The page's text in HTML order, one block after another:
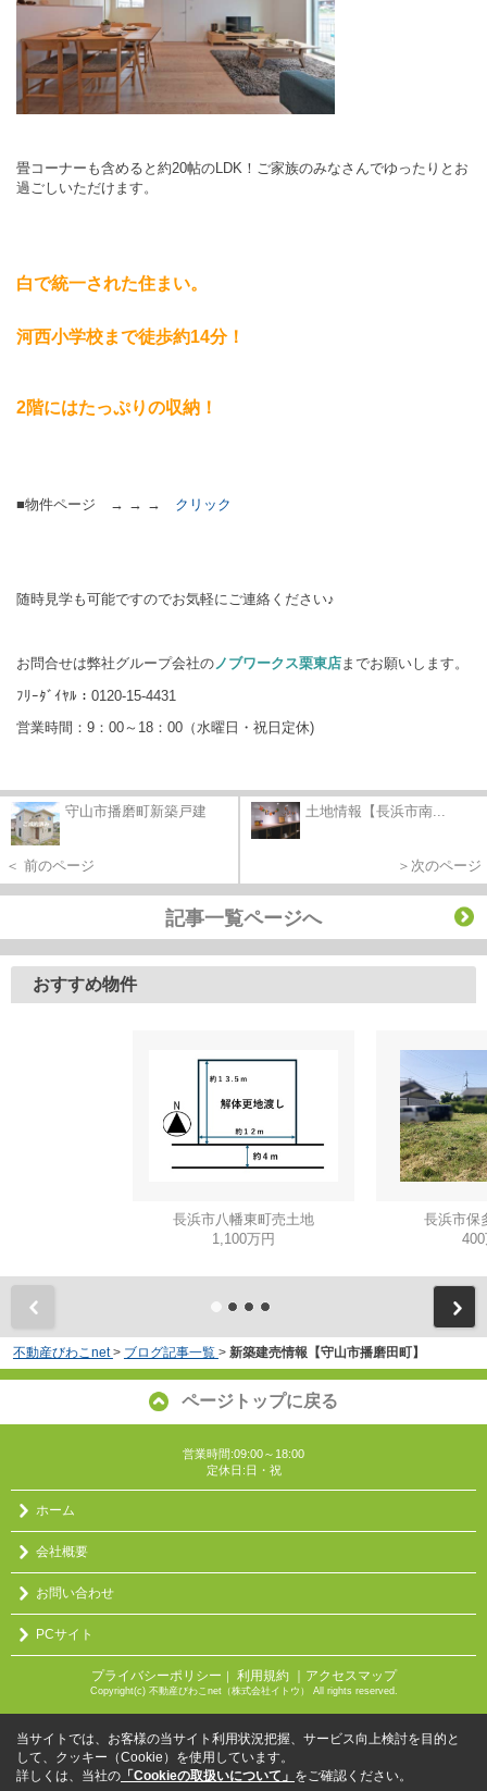
畳コーナーも含めると約20帖のLDK！ご家族のみなさんでゆったりとお
過ごしいただけます。
白で統一された住まい。
河西小学校まで徒歩約14分！
2階にはたっぷりの収納！
■物件ページ → → → クリック
随時見学も可能ですのでお気軽にご連絡ください♪
お問合せは弊社グループ会社のノブワークス栗東店までお願いします。
ﾌﾘｰﾀﾞｲﾔﾙ：0120-15-4431
営業時間：9：00～18：00（水曜日・祝日定休)
守山市播磨町新築戸建
＜ 前のページ
土地情報【長浜市南...
＞次のページ
記事一覧ページへ
おすすめ物件
長浜市八幡東町売土地
1,100万円
長浜市保
不動産びわこnet > ブログ記事一覧 > 新築建売情報【守山市播磨田町】
ページトップに戻る
営業時間:09:00～18:00
定休日:日・祝
ホーム
会社概要
お問い合わせ
PCサイト
プライバシーポリシー ｜ 利用規約 ｜アクセスマップ
Copyright(c) 不動産びわこnet（株式会社イトウ） All rights reserved.
当サイトでは、お客様の当サイト利用状況把握、サービス向上検討を目的と
して、クッキー（Cookie）を使用しています。
詳しくは、当社の 「Cookieの取扱いについて」 をご確認ください。